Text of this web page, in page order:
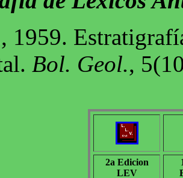
1959.
Bol. Geol.,
2a Edicion
LEV